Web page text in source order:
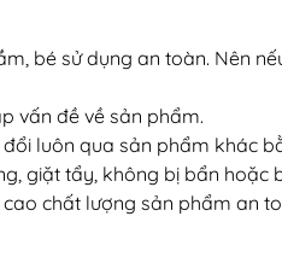
bé sử dụng an toàn. Nên
vấn đề về sản phẩm.
luôn qua sản phẩm khác
giặt tẩy, không bị bẩn hoặc
chất lượng sản phẩm